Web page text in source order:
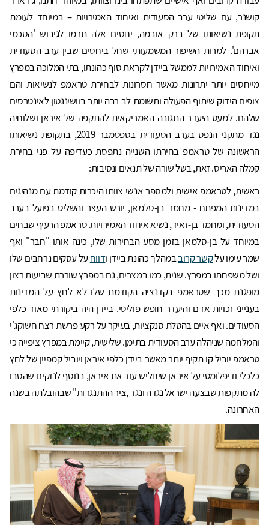
קושנר, עם שליטי ערב הסעודית ואיחוד האמירויות – במיוחד לעומת
תקופת נשיאותו של ברק אובמה, יחסים אלה תרמו לגיבוש 'הסכמי
אברהם'. למרות השיפור המשמעותי שחל ביחסים שבין ערב הסעודית
ואיחוד האמירויות לממשל ביידן לקראת סוף כהונתו, בתי המלוכה במפרץ
מייחסים יותר יתרונות מאשר חסרונות לבחירת טראמפ לנשיאות והם
צופים הידוק שיתוף הפעולה ותשומת לב רבה יותר בוושינגטון לאינטרסים
שלהם. למעט היעדר התגובה האמריקאית להתקפה של איראן ושלוחיה
נגד מתקני הנפט בערב הסעודית בספטמבר 2019, בתקופת נשיאותו
הראשונה של טראמפ בחירתו השנייה נתפסת כעדיפה על פני בחירת
קמלה האריס. זאת, בשל שורה של תנאים ונסיבות:
ראשית, לטראמפ אישית ולמספר אנשי צוותו היכרות קודמת עם מנהיגים
במדינות המפתח - מחמד בן-סלמאן, יורש העצר והשליט בפועל בערב
הסעודית, ומחמד בן-זאיד, נשיא איחוד האמירויות. טראמפ הרעיף שבחים
במיוחד על בן-סלמאן בזמן מסע הבחירות שלו, כינה אותו "חבר" ואף
שמר עימו עלקשר קרובבמהלך כהונת ביידן ודווחעל עסקים נרחבים שלו
ושל משפחתו במפרץ. שנית, כמו במצרים, גם במפרץ שוררת שביעות רצון
מופגנת מכך שטראמפ בקדנציה הקודמת שלו לא לחץ על המדינות
בענייני זכויות אדם והיעדר חופש פוליטי. ביידן היה ביקורתי מאוד כלפי
הסעודים. ואף איים בהטלת סנקציות, בעיקר על רקע פרשת רצח חשוקג'י
והמלחמה שניהלה ערב הסעודית בתימן. שלישית, קיימת במפרץ ציפייה כי
טראמפ יוביל קו תקיף יותר מאשר ביידן כלפי איראן ויוביל קמפיין של לחץ
כלכלי ודיפלומטי על איראן שיחליש עוד את איראן, בנוסף לנזקים שהסבו
לה מתקפות שבצעה ישראל נגדה ונגד ,ציר ההתנגדות" שבהובלתה בשנה
האחרונה.